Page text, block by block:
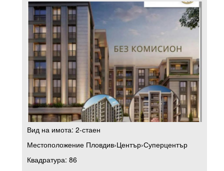
Вид на имота: 2-стаен
Местоположение Пловдив›Център›Суперцентър
Квадратура: 86